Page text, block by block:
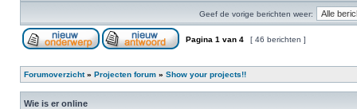
Geef de vorige berichten weer:
Pagina 1 van 4 [ 46 berichten ]
Forumoverzicht» Projecten forum » Show your projects!!
Wie is er online